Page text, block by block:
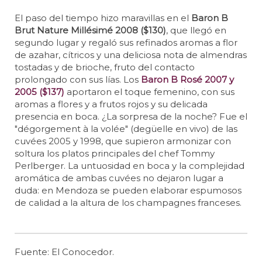
El paso del tiempo hizo maravillas en el Baron B
Brut Nature Millésimé 2008 ($130), que llegó en
segundo lugar y regaló sus refinados aromas a flor
de azahar, cítricos y una deliciosa nota de almendras
tostadas y de brioche, fruto del contacto
prolongado con sus lías. Los Baron B Rosé 2007 y
2005 ($137) aportaron el toque femenino, con sus
aromas a flores y a frutos rojos y su delicada
presencia en boca. ¿La sorpresa de la noche? Fue el
"dégorgement à la volée" (degüelle en vivo) de las
cuvées 2005 y 1998, que supieron armonizar con
soltura los platos principales del chef Tommy
Perlberger. La untuosidad en boca y la complejidad
aromática de ambas cuvées no dejaron lugar a
duda: en Mendoza se pueden elaborar espumosos
de calidad a la altura de los champagnes franceses.
Fuente: El Conocedor.